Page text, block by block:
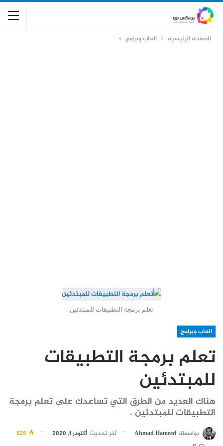
الصفحة الرئيسية العاب وبرامج
تعلم برمجة التطبيقات للمبتدئين
العاب وبرامج
تعلم برمجة التطبيقات
للمبتدئين
هناك العديد من الطرق التي تساعدك على تعلم برمجة
التطبيقات للمبتدئين .
بواسطة Ahmad Hameed آخر تحديث أكتوبر 1, 2020